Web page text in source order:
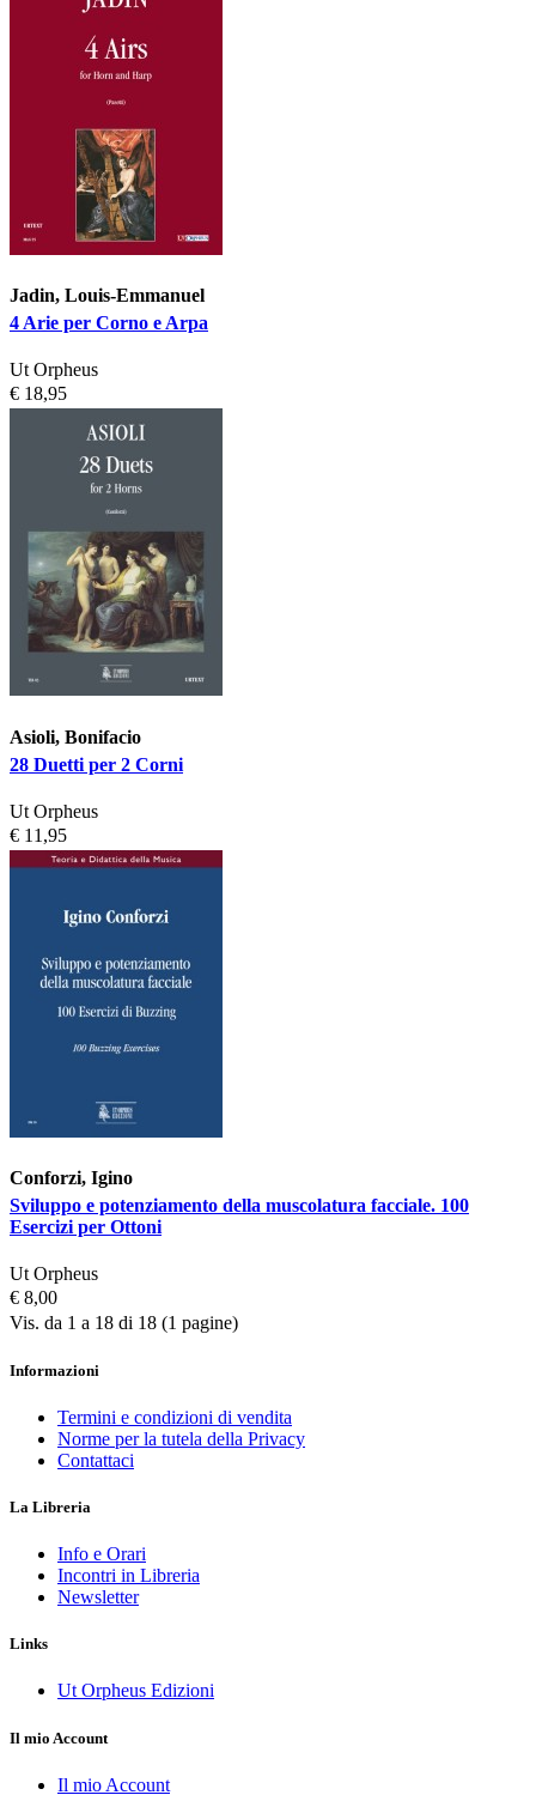
Jadin, Louis-Emmanuel
4 Arie per Corno e Arpa
Ut Orpheus
€ 18,95
Asioli, Bonifacio
28 Duetti per 2 Corni
Ut Orpheus
€ 11,95
Conforzi, Igino
Sviluppo e potenziamento della muscolatura facciale. 100
Esercizi per Ottoni
Ut Orpheus
€ 8,00
Vis. da 1 a 18 di 18 (1 pagine)
Informazioni
Termini e condizioni di vendita
Norme per la tutela della Privacy
Contattaci
La Libreria
Info e Orari
Incontri in Libreria
Newsletter
Links
Ut Orpheus Edizioni
Il mio Account
Il mio Account